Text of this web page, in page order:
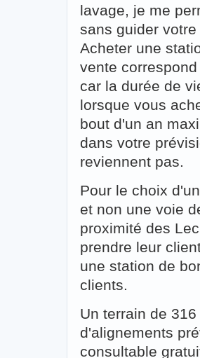
lavage, je me
sans guider
Acheter une
vente
car la durée de
lorsque vous
bout d'un an
dans votre
reviennent pas.
Pour le choix
et non une voie
proximité des
prendre leur
une station de
clients.
Un terrain de
d'alignements
consultable